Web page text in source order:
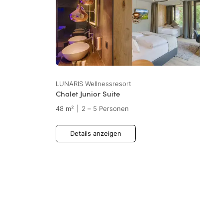
LUNARIS Wellnessresort
Chalet Junior Suite
48 m² 2 – 5 Personen
Details anzeigen